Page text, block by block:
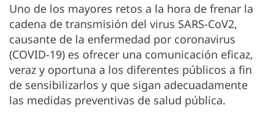
Uno de los mayores retos a la hora de frenar la
cadena de transmisión del virus SARS-CoV2,
causante de la enfermedad por coronavirus
(COVID-19) es ofrecer una comunicación eficaz,
veraz y oportuna a los diferentes públicos a fin
de sensibilizarlos y que sigan adecuadamente
las medidas preventivas de salud pública.